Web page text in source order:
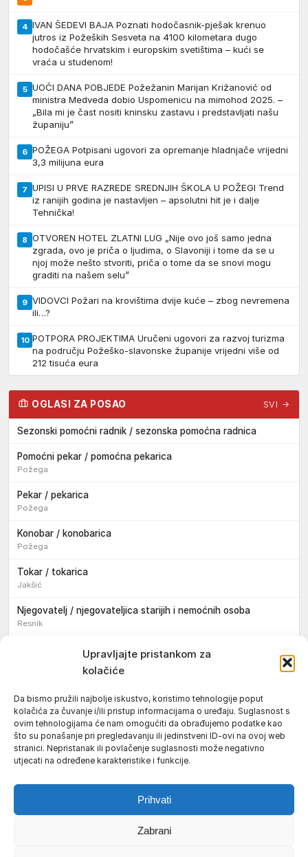
Upravljajte pristankom za
kolačiće
Da bismo pružili najbolje iskustvo, koristimo tehnologije poput
kolačića za čuvanje i/ili pristup informacijama o uređaju. Suglasnost s
ovim tehnologijama će nam omogućiti da obrađujemo podatke kao
što su ponašanje pri pregledavanju ili jedinstveni ID-ovi na ovoj web
stranici. Nepristanak ili povlačenje suglasnosti može negativno
utjecati na određene karakteristike i funkcije.
Prihvati
Zabrani
4 IVAN ŠEDEVI BAJA Poznati hodočasnik-pješak krenuo
jutros iz Požeških Sesveta na 4100 kilometara dugo
hodočašće hrvatskim i europskim svetištima – kući se
vraća u studenom!
5 UOČI DANA POBJEDE Požežanin Marijan Križanović od
ministra Medveda dobio Uspomenicu na mimohod 2025. –
„Bila mi je čast nositi kninsku zastavu i predstavljati našu
županiju”
6 POŽEGA Potpisani ugovori za opremanje hladnjače vrijedni
3,3 milijuna eura
7 UPISI U PRVE RAZREDE SREDNJIH ŠKOLA U POŽEGI Trend
iz ranijih godina je nastavljen – apsolutni hit je i dalje
Tehnička!
8 OTVOREN HOTEL ZLATNI LUG „Nije ovo još samo jedna
zgrada, ovo je priča o ljudima, o Slavoniji i tome da se u
njoj može nešto stvoriti, priča o tome da se snovi mogu
graditi na našem selu”
9 VIDOVCI Požari na krovištima dvije kuće – zbog nevremena
ili…?
10 POTPORA PROJEKTIMA Uručeni ugovori za razvoj turizma
na području Požeško-slavonske županije vrijedni više od
212 tisuća eura
OGLASI ZA POSAO SVI →
Sezonski pomoćni radnik / sezonska pomoćna radnica
Pomoćni pekar / pomoćna pekarica
Požega
Pekar / pekarica
Požega
Konobar / konobarica
Požega
Tokar / tokarica
Jakšić
Njegovatelj / njegovateljica starijih i nemoćnih osoba
Resnik
Konobar / konobarica
Jakšić
Vozač / vozačica teretnog vozila s poluprikolicom
Požega
Pomoćnik/ica u nastavi